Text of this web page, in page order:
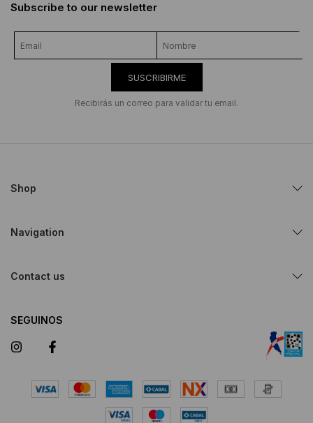
Subscribe to our newsletter
SUSCRIBIRME
Recibirás un correo para validar tu email.
Shop
Navigation
Contact us
SEGUINOS